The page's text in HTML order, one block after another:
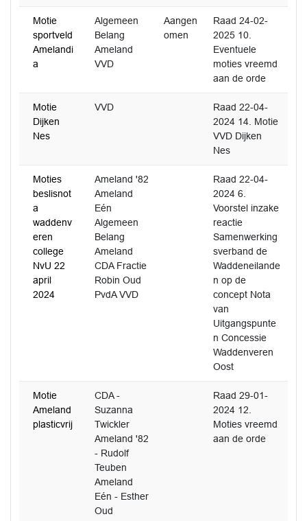
Motie
sportveld
Amelandi
a
Algemeen
Belang
Ameland
VVD
Aangen
omen
Raad 24-02-
2025 10.
Eventuele
moties vreemd
aan de orde
Motie
Dijken
Nes
VVD
Raad 22-04-
2024 14. Motie
VVD Dijken
Nes
Moties
beslisnot
a
waddenv
eren
college
NvU 22
april
2024
Ameland '82
Ameland
Eén
Algemeen
Belang
Ameland
CDA Fractie
Robin Oud
PvdA VVD
Raad 22-04-
2024 6.
Voorstel inzake
reactie
Samenwerking
sverband de
Waddeneilande
n op de
concept Nota
van
Uitgangspunte
n Concessie
Waddenveren
Oost
Motie
Ameland
plasticvrij
CDA -
Suzanna
Twickler
Ameland '82
- Rudolf
Teuben
Ameland
Eén - Esther
Oud
Raad 29-01-
2024 12.
Moties vreemd
aan de orde